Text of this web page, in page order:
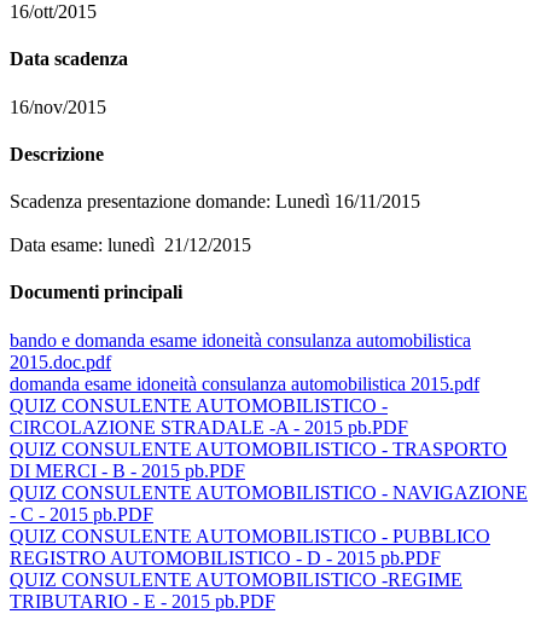
16/ott/2015
Data scadenza
16/nov/2015
Descrizione
Scadenza presentazione domande: Lunedì 16/11/2015
Data esame: lunedì 21/12/2015
Documenti principali
bando e domanda esame idoneità consulanza automobilistica
2015.doc.pdf
domanda esame idoneità consulanza automobilistica 2015.pdf
QUIZ CONSULENTE AUTOMOBILISTICO -
CIRCOLAZIONE STRADALE -A - 2015 pb.PDF
QUIZ CONSULENTE AUTOMOBILISTICO - TRASPORTO
DI MERCI - B - 2015 pb.PDF
QUIZ CONSULENTE AUTOMOBILISTICO - NAVIGAZIONE
- C - 2015 pb.PDF
QUIZ CONSULENTE AUTOMOBILISTICO - PUBBLICO
REGISTRO AUTOMOBILISTICO - D - 2015 pb.PDF
QUIZ CONSULENTE AUTOMOBILISTICO -REGIME
TRIBUTARIO - E - 2015 pb.PDF